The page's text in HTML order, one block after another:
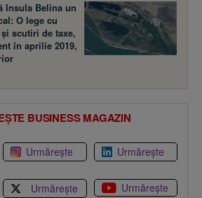
Insula Belina un
O lege cu
scutiri de taxe,
în aprilie 2019,
BUSINESS MAGAZIN
Urmărește Urmărește
Urmărește
Urmărește